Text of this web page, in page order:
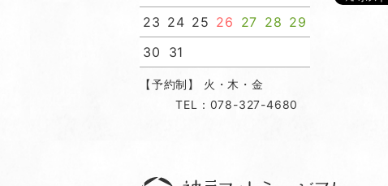
23 24 25 26 27 28 29
30
31
【予約制】 火・木・金
TEL：078-327-4680